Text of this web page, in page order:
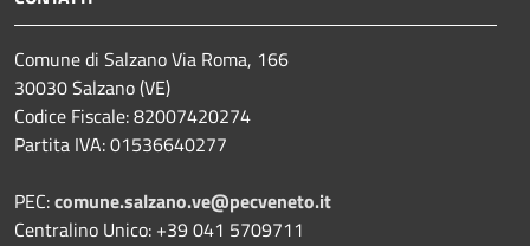
Comune di Salzano Via Roma, 166
30030 Salzano (VE)
Codice Fiscale: 82007420274
Partita IVA: 01536640277
PEC:comune.salzano.ve@pecveneto.it
Centralino Unico: +39 041 5709711